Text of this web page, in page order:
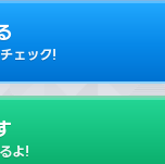
ェック!
よ!
ライブ #hololive
time-ラプ